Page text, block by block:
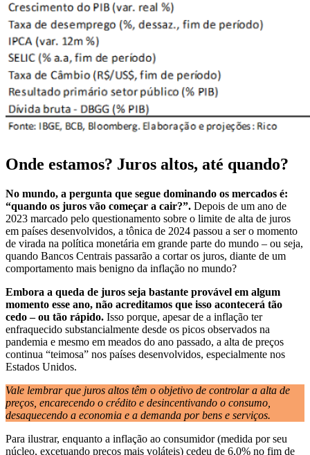
Onde estamos? Juros altos, até quando?
No mundo, a pergunta que segue dominando os mercados é:
“quando os juros vão começar a cair?”. Depois de um ano de
2023 marcado pelo questionamento sobre o limite de alta de juros
em países desenvolvidos, a tônica de 2024 passou a ser o momento
de virada na política monetária em grande parte do mundo – ou seja,
quando Bancos Centrais passarão a cortar os juros, diante de um
comportamento mais benigno da inflação no mundo?
Embora a queda de juros seja bastante provável em algum
momento esse ano, não acreditamos que isso acontecerá tão
cedo – ou tão rápido. Isso porque, apesar de a inflação ter
enfraquecido substancialmente desde os picos observados na
pandemia e mesmo em meados do ano passado, a alta de preços
continua “teimosa” nos países desenvolvidos, especialmente nos
Estados Unidos.
Vale lembrar que juros altos têm o objetivo de controlar a alta de
preços, encarecendo o crédito e desincentivando o consumo,
desaquecendo a economia e a demanda por bens e serviços.
Para ilustrar, enquanto a inflação ao consumidor (medida por seu
núcleo, excetuando preços mais voláteis) cedeu de 6,0% no fim de